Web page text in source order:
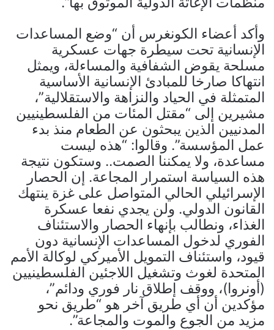
وأكد أعضاء الكونغرس أن “وضع المساعدات
الإنسانية تحت سيطرة جهات عسكرية
مسلحة يقوض الشفافية والمساءلة، ويمثل
انتهاكا صارخا للمبادئ الإنسانية الأساسية
المتمثلة في الحياد والنزاهة والاستقلالية”،
مشيرين إلى “مقتل المئات من الفلسطينيين
المدنيين الذين يبحثون عن الطعام منذ بدء
عمل المؤسسة”. وقالوا: “هذه ليست
مساعدة، ولا يمكننا الصمت.. وستكون نتيجة
هذه السياسة استمرار المجاعة. إن الحصار
الإسرائيلي الحالي المتواصل على غزة ينتهك
القانون الدولي. ولن يجدي نفعا عسكرة
الغذاء، ونطالب بإنهاء الحصار والاستئناف
الفوري لدخول المساعدات الإنسانية دون
قيود، واستئناف التمويل الأميركي لوكالة الأمم
المتحدة لغوث وتشغيل اللاجئين الفلسطينيين
(أونروا)، ووقف إطلاق نار فوري ودائم”،
مؤكدين أن أي طريق آخر هو “طريق نحو
مزيد من الجوع والموت والمجاعة”.